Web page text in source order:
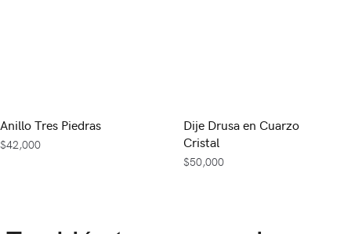
Anillo Tres Piedras
$42,000
Dije Drusa en Cuarzo
Cristal
$50,000